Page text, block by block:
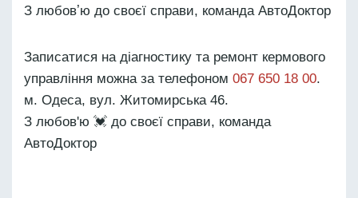
З любовʼю до своєї справи, команда АвтоДоктор
Записатися на діагностику та ремонт кермового
управління можна за телефоном 067 650 18 00.
м. Одеса, вул. Житомирська 46.
З любов'ю 💓 до своєї справи, команда
АвтоДоктор